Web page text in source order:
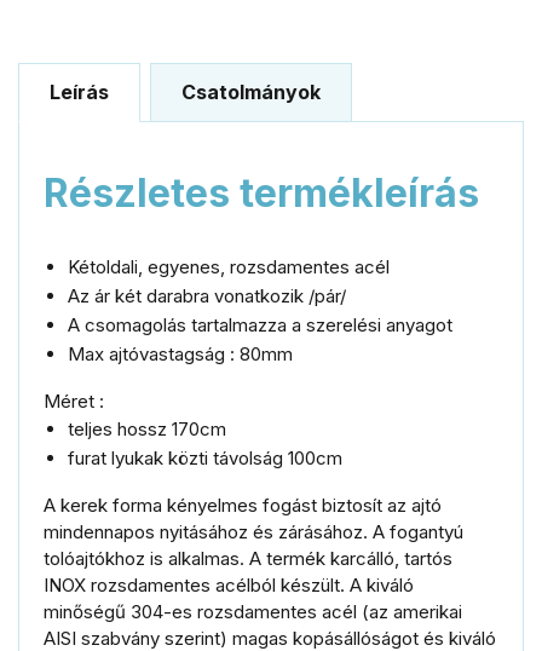
Leírás Csatolmányok
Részletes termékleírás
Kétoldali, egyenes, rozsdamentes acél
Az ár két darabra vonatkozik /pár/
A csomagolás tartalmazza a szerelési anyagot
Max ajtóvastagság : 80mm
Méret :
teljes hossz 170cm
furat lyukak közti távolság 100cm
A kerek forma kényelmes fogást biztosít az ajtó
mindennapos nyitásához és zárásához. A fogantyú
tolóajtókhoz is alkalmas. A termék karcálló, tartós
INOX rozsdamentes acélból készült. A kiváló
minőségű 304-es rozsdamentes acél (az amerikai
AISI szabvány szerint) magas kopásállóságot és kiváló